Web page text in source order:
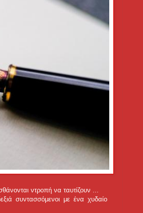
ντροπή να ταυτίζουν ...
συντασσόμενοι με ένα χυδαίο